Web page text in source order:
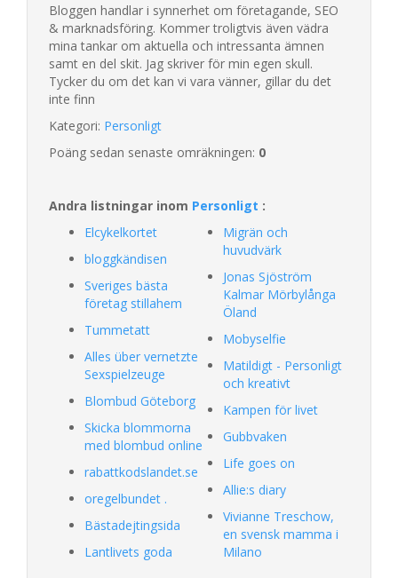
Bloggen handlar i synnerhet om företagande, SEO
& marknadsföring. Kommer troligtvis även vädra
mina tankar om aktuella och intressanta ämnen
samt en del skit. Jag skriver för min egen skull.
Tycker du om det kan vi vara vänner, gillar du det
inte finn
Kategori: Personligt
Poäng sedan senaste omräkningen: 0
Andra listningar inom Personligt :
Elcykelkortet
bloggkändisen
Sveriges bästa
företag stillahem
Tummetatt
Alles über vernetzte
Sexspielzeuge
Blombud Göteborg
Skicka blommorna
med blombud online
rabattkodslandet.se
oregelbundet .
Bästadejtingsida
Lantlivets goda
Migrän och
huvudvärk
Jonas Sjöström
Kalmar Mörbylånga
Öland
Mobyselfie
Matildigt - Personligt
och kreativt
Kampen för livet
Gubbvaken
Life goes on
Allie:s diary
Vivianne Treschow,
en svensk mamma i
Milano